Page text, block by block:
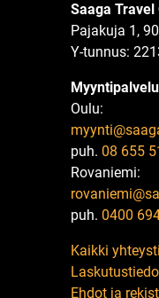
Saaga Travel
Pajakuja 1,
Y-tunnus:
Myyntipalvelu
Oulu:
puh. 08 655
Rovaniemi:
puh. 0400
Kaikki
Ehdot ja